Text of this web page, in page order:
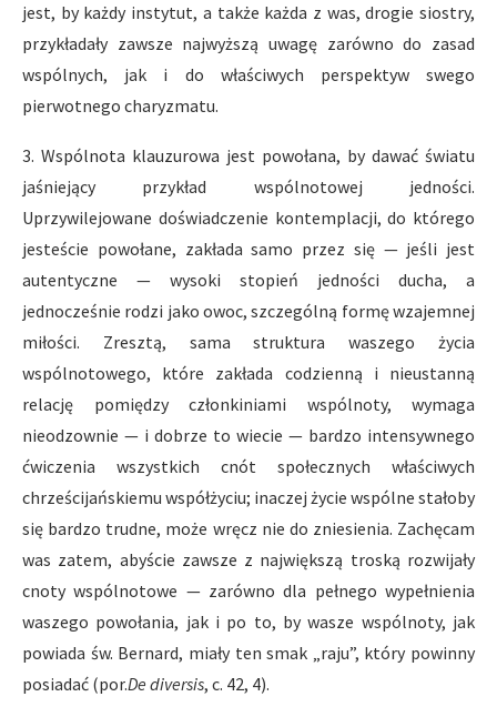
jest, by każdy instytut, a także każda z was, drogie siostry,
przykładały zawsze najwyższą uwagę zarówno do zasad
wspólnych, jak i do właściwych perspektyw swego
pierwotnego charyzmatu.
3. Wspólnota klauzurowa jest powołana, by dawać światu
jaśniejący przykład wspólnotowej jedności.
Uprzywilejowane doświadczenie kontemplacji, do którego
jesteście powołane, zakłada samo przez się — jeśli jest
autentyczne — wysoki stopień jedności ducha, a
jednocześnie rodzi jako owoc, szczególną formę wzajemnej
miłości. Zresztą, sama struktura waszego życia
wspólnotowego, które zakłada codzienną i nieustanną
relację pomiędzy członkiniami wspólnoty, wymaga
nieodzownie — i dobrze to wiecie — bardzo intensywnego
ćwiczenia wszystkich cnót społecznych właściwych
chrześcijańskiemu współżyciu; inaczej życie wspólne stałoby
się bardzo trudne, może wręcz nie do zniesienia. Zachęcam
was zatem, abyście zawsze z największą troską rozwijały
cnoty wspólnotowe — zarówno dla pełnego wypełnienia
waszego powołania, jak i po to, by wasze wspólnoty, jak
powiada św. Bernard, miały ten smak „raju”, który powinny
posiadać (por.De diversis, c. 42, 4).